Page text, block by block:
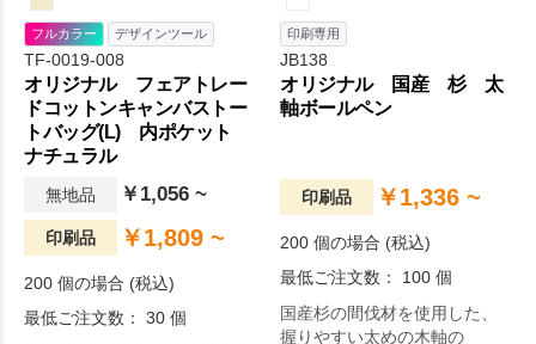
フルカラー デザインツール
TF-0019-008
オリジナル フェアトレー
ドコットンキャンバストー
トバッグ(L) 内ポケット
ナチュラル
無地品 ￥1,056 ~
印刷品 ￥1,809 ~
200 個の場合 (税込)
最低ご注文数： 30 個
印刷専用
JB138
オリジナル 国産 杉 太
軸ボールペン
印刷品 ￥1,336 ~
200 個の場合 (税込)
最低ご注文数： 100 個
国産杉の間伐材を使用した、
握りやすい太めの木軸の